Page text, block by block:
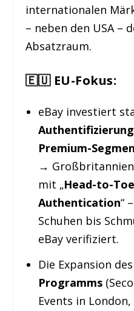
internationalen
– neben den USA –
Absatzraum.
🇪🇺 EU-Fokus:
eBay investiert
Premium-
→
mit „Head-to-
Authentication“
Schuhen bis
eBay verifiziert.
Die Expansion des
Programms
Events in